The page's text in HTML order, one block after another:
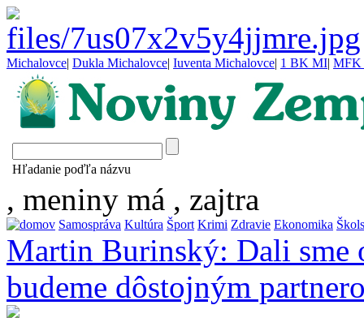
Michalovce| Dukla Michalovce| Iuventa Michalovce| 1 BK MI| MFK
Hľadanie poďľa názvu
, meniny má , zajtra
Samospráva Kultúra Šport Krimi Zdravie Ekonomika
Martin Burinský: Dali sme
budeme dôstojným